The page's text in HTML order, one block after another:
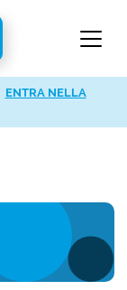
ENTRA NELLA